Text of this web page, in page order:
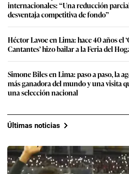
internacionales: “Una reducción
desventaja competitiva de fondo”
Héctor Lavoe en Lima: hace 40 años el
Cantantes’ hizo bailar a la Feria del
Simone Biles en Lima: paso a paso, la
más ganadora del mundo y una visita
una selección nacional
Últimas noticias